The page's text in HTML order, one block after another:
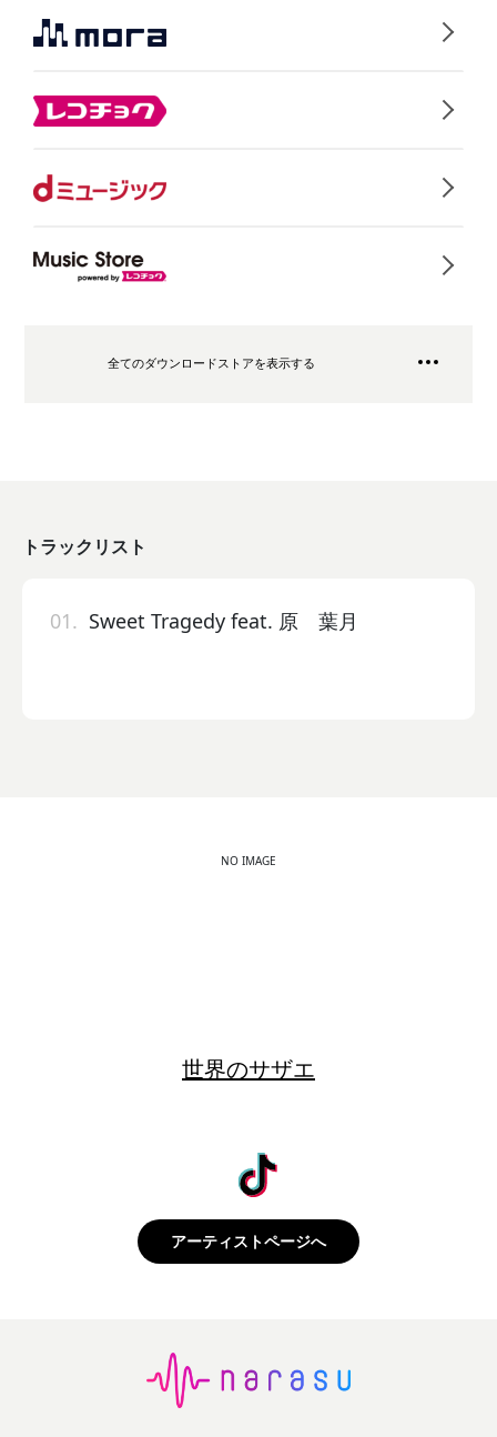
全てのダウンロードストアを表示する
トラックリスト
01. Sweet Tragedy feat. 原 葉月
NO IMAGE
世界のサザエ
アーティストページへ